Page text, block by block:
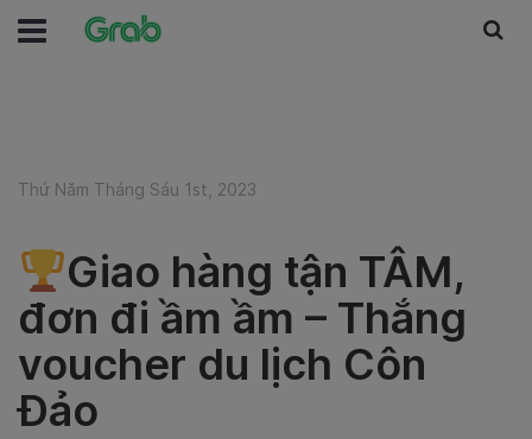
Thứ Năm Tháng Sáu 1st, 2023
Giao hàng tận TÂM,
đơn đi ầm ầm – Thắng
voucher du lịch Côn
Đảo